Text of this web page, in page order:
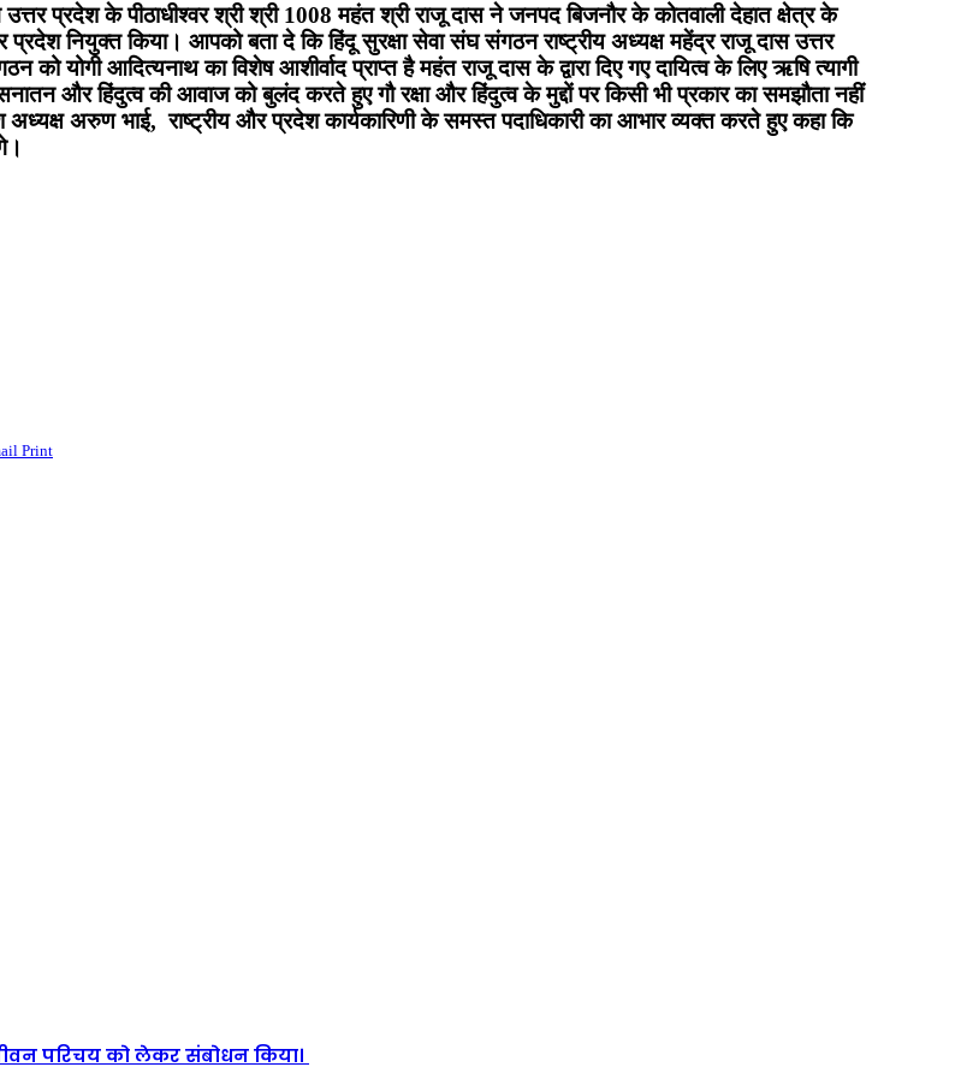
उत्तर प्रदेश के पीठाधीश्वर श्री श्री 1008 महंत श्री राजू दास ने जनपद बिजनौर के कोतवाली देहात क्षेत्र के
प्रदेश नियुक्त किया। आपको बता दे कि हिंदू सुरक्षा सेवा संघ संगठन राष्ट्रीय अध्यक्ष महेंद्र राजू दास उत्तर
योगी आदित्यनाथ का विशेष आशीर्वाद प्राप्त है महंत राजू दास के द्वारा दिए गए दायित्व के लिए ऋषि त्यागी
और हिंदुत्व की आवाज को बुलंद करते हुए गौ रक्षा और हिंदुत्व के मुद्दों पर किसी भी प्रकार का समझौता नहीं
अरुण भाई, राष्ट्रीय और प्रदेश कार्यकारिणी के समस्त पदाधिकारी का आभार व्यक्त करते हुए कहा कि
Print
परिचय को लेकर संबोधन किया।